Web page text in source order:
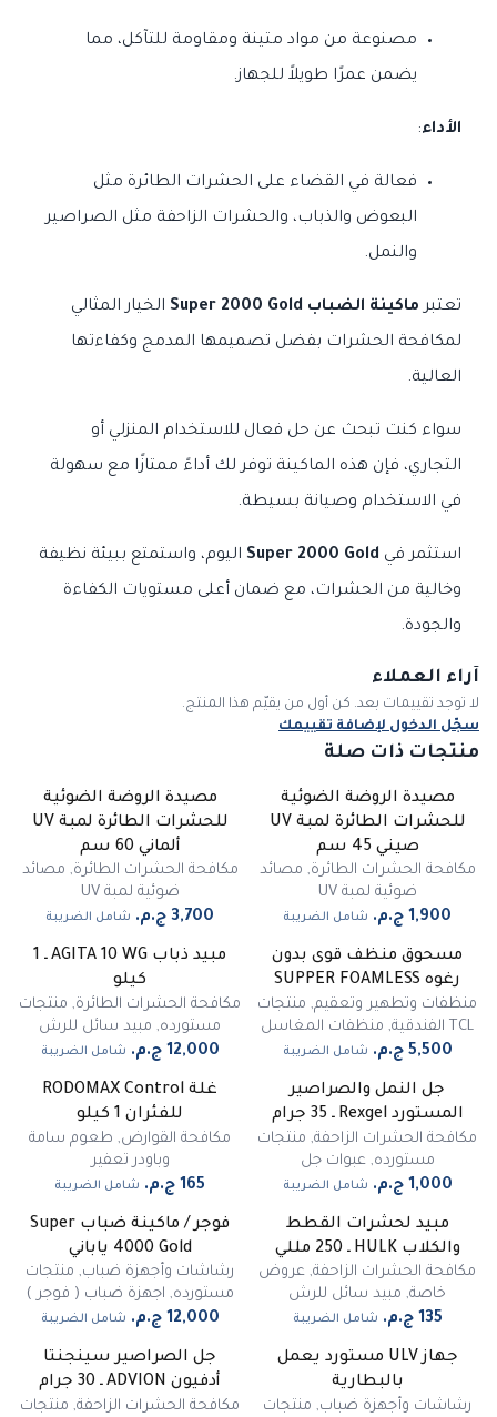
مصنوعة من مواد متينة ومقاومة للتآكل، مما
يضمن عمرًا طويلاً للجهاز.
الأداء:
فعالة في القضاء على الحشرات الطائرة مثل
البعوض والذباب، والحشرات الزاحفة مثل الصراصير
والنمل.
تعتبر ماكينة الضباب Super 2000 Gold
الخيار المثالي
لمكافحة الحشرات بفضل تصميمها المدمج وكفاءتها
العالية.
سواء كنت تبحث عن حل فعال للاستخدام المنزلي أو
التجاري، فإن هذه الماكينة توفر لك أداءً ممتازًا مع سهولة
في الاستخدام وصيانة بسيطة.
استثمر في Super 2000 Gold اليوم، واستمتع ببيئة نظيفة
وخالية من الحشرات، مع ضمان أعلى مستويات الكفاءة
والجودة.
آراء العملاء
لا توجد تقييمات بعد. كن أول من يقيّم هذا المنتج.
سجّل الدخول لإضافة تقييمك
منتجات ذات صلة
مصيدة الروضة الضوئية
للحشرات الطائرة لمبة UV
صيني 45 سم
مكافحة الحشرات الطائرة, مصائد
ضوئية لمبة UV
شامل الضريبة
مصيدة الروضة الضوئية
للحشرات الطائرة لمبة UV
ألماني 60 سم
مكافحة الحشرات الطائرة, مصائد
ضوئية لمبة UV
شامل الضريبة
مسحوق منظف قوى بدون
رغوه SUPPER FOAMLESS
منظفات وتطهير وتعقيم, منتجات
TCL الفندقية
, منظفات المغاسل
شامل الضريبة
مبيد ذباب AGITA 10 WG ـ 1
كيلو
مكافحة الحشرات الطائرة, منتجات
مستورده, مبيد سائل للرش
شامل الضريبة
غير متوفر
جل النمل والصراصير
المستورد Rexgel ـ 35 جرام
مكافحة الحشرات الزاحفة, منتجات
مستورده,عبوات جل
شامل الضريبة
غلة RODOMAX Control
للفئران 1 كيلو
مكافحة القوارض, طعوم سامة
وباودر تعفير
شامل الضريبة
مبيد لحشرات القطط
والكلاب HULK ـ 250 مللي
مكافحة الحشرات الزاحفة, عروض
خاصة, مبيد سائل للرش
شامل الضريبة
غير متوفرفوجر / ماكينة ضباب Super
4000 Gold ياباني
رشاشات وأجهزة ضباب, منتجات
مستورده, اجهزة ضباب ( فوجر )
شامل الضريبة
جهاز ULV مستورد يعمل
بالبطارية
رشاشات وأجهزة ضباب, منتجات
- 9
جل الصراصير سينجنتا
أدفيون ADVION ـ 30 جرام
مكافحة الحشرات الزاحفة, منتجات